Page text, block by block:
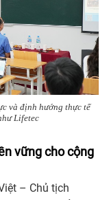
và định hướng thực tế
Lifetec
vững cho cộng
– Chủ tịch